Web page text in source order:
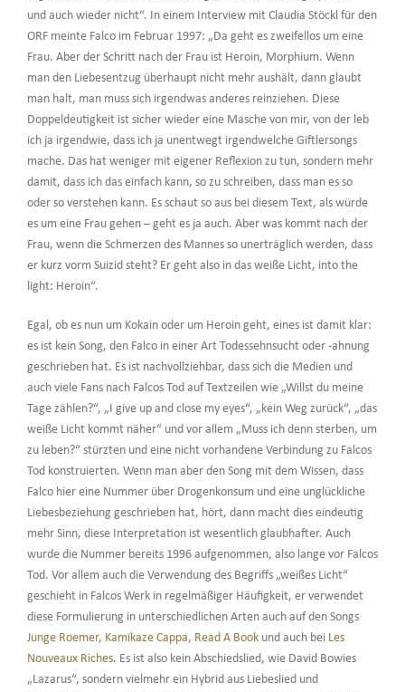
und auch wieder nicht“. In einem Interview mit Claudia Stöckl für den
ORF meinte Falco im Februar 1997: „Da geht es zweifellos um eine
Frau. Aber der Schritt nach der Frau ist Heroin, Morphium. Wenn
man den Liebesentzug überhaupt nicht mehr aushält, dann glaubt
man halt, man muss sich irgendwas anderes reinziehen. Diese
Doppeldeutigkeit ist sicher wieder eine Masche von mir, von der leb
ich ja irgendwie, dass ich ja unentwegt irgendwelche Giftlersongs
mache. Das hat weniger mit eigener Reflexion zu tun, sondern mehr
damit, dass ich das einfach kann, so zu schreiben, dass man es so
oder so verstehen kann. Es schaut so aus bei diesem Text, als würde
es um eine Frau gehen – geht es ja auch. Aber was kommt nach der
Frau, wenn die Schmerzen des Mannes so unerträglich werden, dass
er kurz vorm Suizid steht? Er geht also in das weiße Licht, into the
light: Heroin“.
Egal, ob es nun um Kokain oder um Heroin geht, eines ist damit klar:
es ist kein Song, den Falco in einer Art Todessehnsucht oder -ahnung
geschrieben hat. Es ist nachvollziehbar, dass sich die Medien und
auch viele Fans nach Falcos Tod auf Textzeilen wie „Willst du meine
Tage zählen?“, „I give up and close my eyes“, „kein Weg zurück“, „das
weiße Licht kommt näher“ und vor allem „Muss ich denn sterben, um
zu leben?“ stürzten und eine nicht vorhandene Verbindung zu Falcos
Tod konstruierten. Wenn man aber den Song mit dem Wissen, dass
Falco hier eine Nummer über Drogenkonsum und eine unglückliche
Liebesbeziehung geschrieben hat, hört, dann macht dies eindeutig
mehr Sinn, diese Interpretation ist wesentlich glaubhafter. Auch
wurde die Nummer bereits 1996 aufgenommen, also lange vor Falcos
Tod. Vor allem auch die Verwendung des Begriffs „weißes Licht“
geschieht in Falcos Werk in regelmäßiger Häufigkeit, er verwendet
diese Formulierung in unterschiedlichen Arten auch auf den Songs
Junge Roemer, Kamikaze Cappa, Read A Bookund auch bei Les
Nouveaux Riches. Es ist also kein Abschiedslied, wie David Bowies
„Lazarus“, sondern vielmehr ein Hybrid aus Liebeslied und